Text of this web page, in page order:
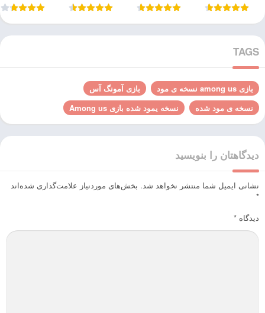
TAGS
بازی among us نسخه ی مود
بازی آمونگ آس
نسخه ی مود شده
نسخه یمود شده بازی Among us
دیدگاهتان را بنویسید
نشانی ایمیل شما منتشر نخواهد شد. بخش‌های موردنیاز علامت‌گذاری شده‌اند
*
دیدگاه *